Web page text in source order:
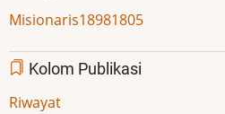
Misionaris18981805
Kolom Publikasi
Riwayat